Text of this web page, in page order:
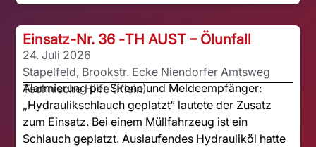
Einsatz-Nr. 36 -TH AUST – Ölunfall
24. Juli 2026
Stapelfeld, Brookstr. Ecke Niendorfer Amtsweg
Technische Hilfe (Klein)
Alarmierung per Sirene und Meldeempfänger:
„Hydraulikschlauch geplatzt“ lautete der Zusatz
zum Einsatz. Bei einem Müllfahrzeug ist ein
Schlauch geplatzt. Auslaufendes Hydrauliköl hatte